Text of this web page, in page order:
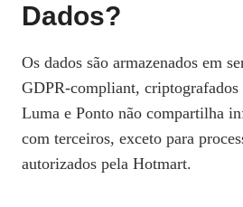
Dados?
Os dados são armazenados em
GDPR‑compliant,
Luma e Ponto não compartilha
com terceiros, exceto para
autorizados pela Hotmart.